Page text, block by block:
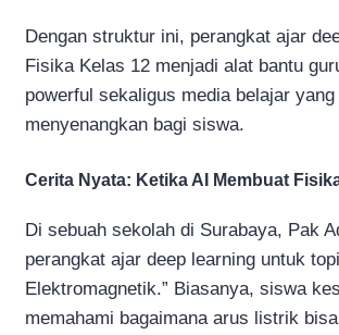
Dengan struktur ini, perangkat ajar
Fisika Kelas 12 menjadi alat bantu
powerful sekaligus media belajar yang
menyenangkan bagi siswa.
Cerita Nyata: Ketika AI Membuat
Di sebuah sekolah di Surabaya, Pak
perangkat ajar deep learning untuk
Elektromagnetik.” Biasanya, siswa
memahami bagaimana arus listrik